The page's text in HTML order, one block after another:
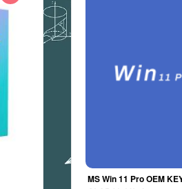
MS Win 11 Pro OEM